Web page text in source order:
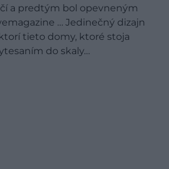
a predtým bol opevneným
… Jedinečný dizajn
tieto domy, ktoré stoja
do skaly…